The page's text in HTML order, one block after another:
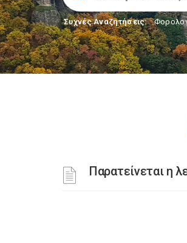
Συχνές Αναζητήσεις:
Παρατείνεται η